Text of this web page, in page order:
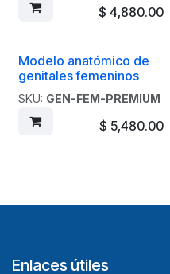
$4,880.00
Modelo anatómico de
genitales femeninos
SKU: GEN-FEM-PREMIUM
$ 5,480.00
Enlaces útiles